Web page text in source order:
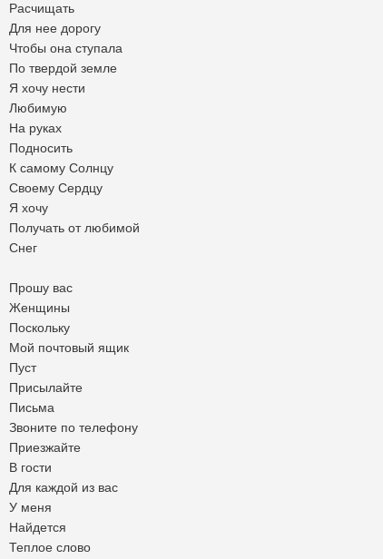
Расчищать
Для нее дорогу
Чтобы она ступала
По твердой земле
Я хочу нести
Любимую
На руках
Подносить
К самому Солнцу
Своему Сердцу
Я хочу
Получать от любимой
Снег
Прошу вас
Женщины
Поскольку
Мой почтовый ящик
Пуст
Присылайте
Письма
Звоните по телефону
Приезжайте
В гости
Для каждой из вас
У меня
Найдется
Теплое слово